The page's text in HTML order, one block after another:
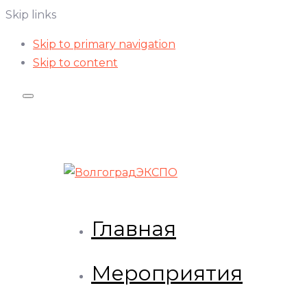
Skip links
Skip to primary navigation
Skip to content
Главная
Мероприятия